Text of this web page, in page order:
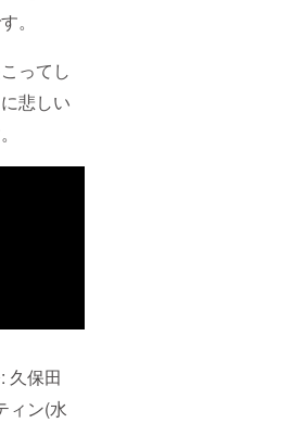
。
ってし
悲しい
久保田
ン(水